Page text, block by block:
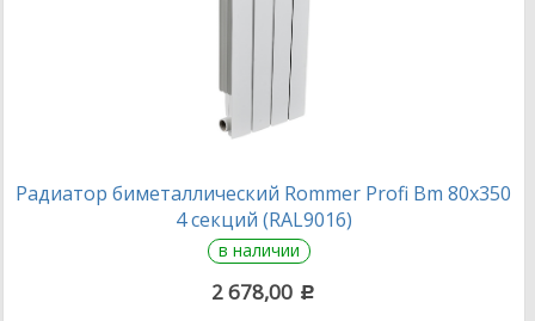
Радиатор биметаллический Rommer Profi Bm 80х350
4 секций (RAL9016)
в наличии
2 678,00 c